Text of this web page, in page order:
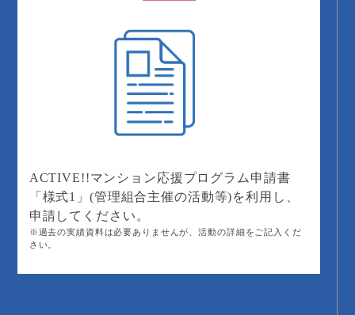
ACTIVE!!マンション応援プログラム申請書
「様式1」(管理組合主催の活動等)を利用し、
申請してください。
※過去の実績資料は必要ありませんが、活動の詳細をご記入くだ
さい。